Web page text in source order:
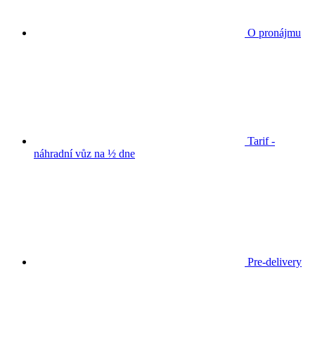
O pronájmu
Tarif -
náhradní vůz na ½ dne
Pre-delivery